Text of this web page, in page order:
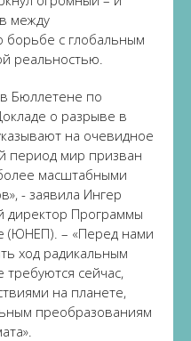
между
борьбе с глобальным
реальностью.
Бюллетене по
о разрыве в
на очевидное
период мир призван
масштабными
- заявила Ингер
директор Программы
(ЮНЕП). – «Перед нами
ход радикальным
сейчас,
на планете,
преобразованиям